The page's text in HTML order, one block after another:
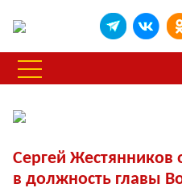
Сергей Жестянников
в должность главы